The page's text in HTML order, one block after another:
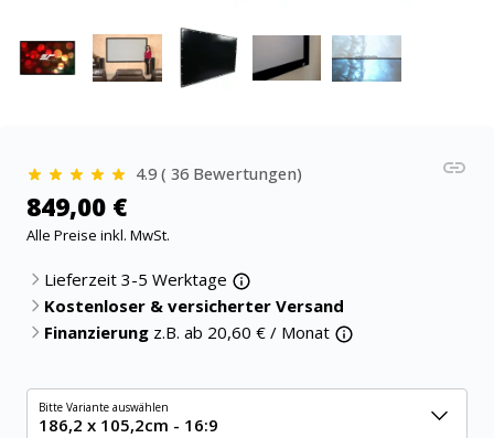
4.9 ( 36 Bewertungen)
849,00 €
Alle Preise inkl. MwSt.
Lieferzeit 3-5 Werktage
Kostenloser & versicherter Versand
Finanzierung z.B. ab 20,60 € / Monat
Bitte Variante auswählen
186,2 x 105,2cm - 16:9